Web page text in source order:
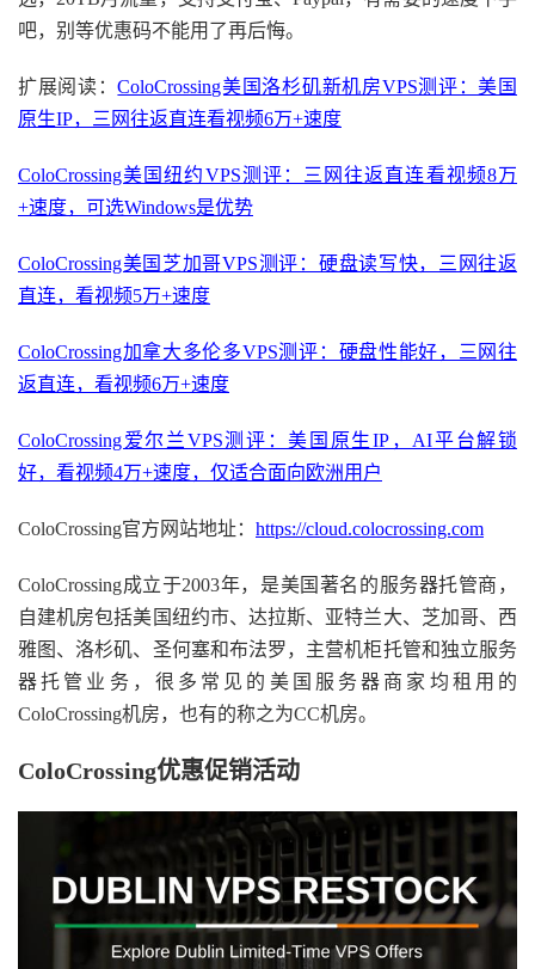
吧，别等优惠码不能用了再后悔。
扩展阅读：ColoCrossing美国洛杉矶新机房VPS测评：美国
原生IP，三网往返直连看视频6万+速度
ColoCrossing美国纽约VPS测评：三网往返直连看视频8万
+速度，可选Windows是优势
ColoCrossing美国芝加哥VPS测评：硬盘读写快，三网往返
直连，看视频5万+速度
ColoCrossing加拿大多伦多VPS测评：硬盘性能好，三网往
返直连，看视频6万+速度
ColoCrossing爱尔兰VPS测评：美国原生IP，AI平台解锁
好，看视频4万+速度，仅适合面向欧洲用户
ColoCrossing官方网站地址： https://cloud.colocrossing.com
ColoCrossing成立于2003年，是美国著名的服务器托管商，
自建机房包括美国纽约市、达拉斯、亚特兰大、芝加哥、西
雅图、洛杉矶、圣何塞和布法罗，主营机柜托管和独立服务
器托管业务，很多常见的美国服务器商家均租用的
ColoCrossing机房，也有的称之为CC机房。
ColoCrossing优惠促销活动